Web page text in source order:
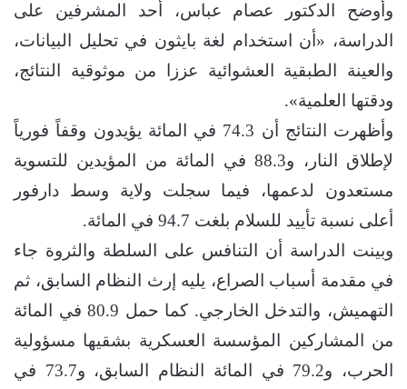
وأوضح الدكتور عصام عباس، أحد المشرفين على
الدراسة، «أن استخدام لغة بايثون في تحليل البيانات،
والعينة الطبقية العشوائية عززا من موثوقية النتائج،
ودقتها العلمية».
وأظهرت النتائج أن 3.‏74 في المائة يؤيدون وقفاً فورياً
لإطلاق النار، و3.‏88 في المائة من المؤيدين للتسوية
مستعدون لدعمها، فيما سجلت ولاية وسط دارفور
أعلى نسبة تأييد للسلام بلغت 7.‏94 في المائة.
وبينت الدراسة أن التنافس على السلطة والثروة جاء
في مقدمة أسباب الصراع، يليه إرث النظام السابق، ثم
التهميش، والتدخل الخارجي. كما حمل 9.‏80 في المائة
من المشاركين المؤسسة العسكرية بشقيها مسؤولية
الحرب، و2.‏79 في المائة النظام السابق، و7.‏73 في